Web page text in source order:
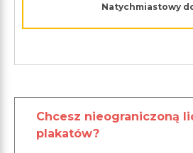
Natychmiastowy
Chcesz nieograniczoną
plakatów?